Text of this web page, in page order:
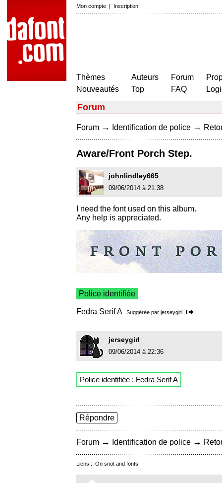
Mon compte | Inscription
Thèmes
Nouveautés
Auteurs
Top
Forum
FAQ
Forum
Forum → Identification de police →
Aware/Front Porch Step.
johnlindley665
09/06/2014 à 21:38
I need the font used on this album.
Any help is appreciated.
Police identifiée
Fedra Serif A Suggérée par jerseygirl
jerseygirl
09/06/2014 à 22:36
Police identifiée : Fedra Serif A
Répondre
Forum → Identification de police →
Liens : On snot and fonts